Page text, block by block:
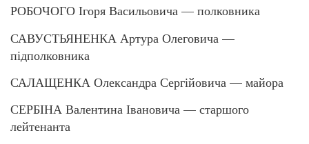
РОБОЧОГО Ігоря Васильовича — полковника
САВУСТЬЯНЕНКА Артура Олеговича —
підполковника
САЛАЩЕНКА Олександра Сергійовича — майора
СЕРБІНА Валентина Івановича — старшого
лейтенанта